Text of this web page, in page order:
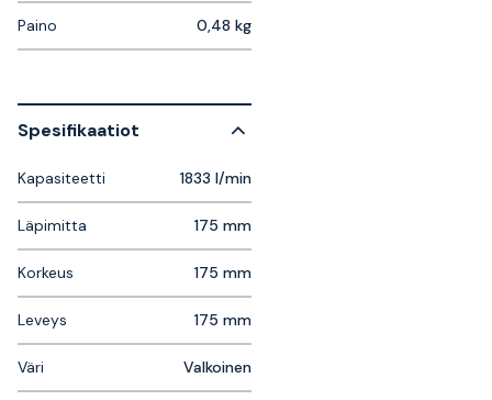
Paino 0,48 kg
Spesifikaatiot
Kapasiteetti 1833 l/min
Läpimitta 175 mm
Korkeus 175 mm
Leveys 175 mm
Väri Valkoinen